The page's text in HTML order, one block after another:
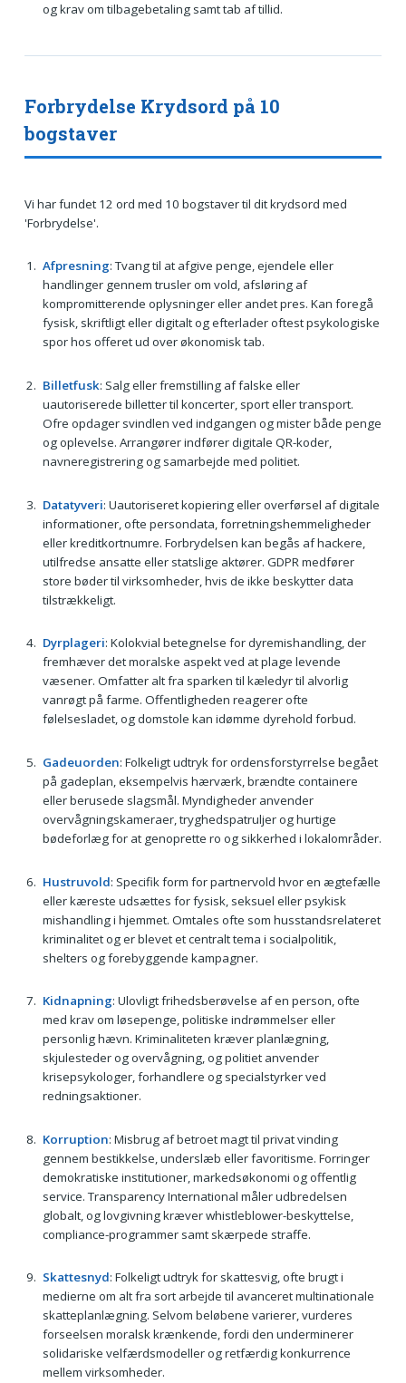
og krav om tilbagebetaling samt tab af tillid.
Forbrydelse Krydsord på 10
bogstaver
Vi har fundet 12 ord med 10 bogstaver til dit krydsord med
'Forbrydelse'.
Afpresning: Tvang til at afgive penge, ejendele eller
handlinger gennem trusler om vold, afsløring af
kompromitterende oplysninger eller andet pres. Kan foregå
fysisk, skriftligt eller digitalt og efterlader oftest psykologiske
spor hos offeret ud over økonomisk tab.
Billetfusk: Salg eller fremstilling af falske eller
uautoriserede billetter til koncerter, sport eller transport.
Ofre opdager svindlen ved indgangen og mister både penge
og oplevelse. Arrangører indfører digitale QR-koder,
navneregistrering og samarbejde med politiet.
Datatyveri: Uautoriseret kopiering eller overførsel af digitale
informationer, ofte persondata, forretningshemmeligheder
eller kreditkortnumre. Forbrydelsen kan begås af hackere,
utilfredse ansatte eller statslige aktører. GDPR medfører
store bøder til virksomheder, hvis de ikke beskytter data
tilstrækkeligt.
Dyrplageri: Kolokvial betegnelse for dyremishandling, der
fremhæver det moralske aspekt ved at plage levende
væsener. Omfatter alt fra sparken til kæledyr til alvorlig
vanrøgt på farme. Offentligheden reagerer ofte
følelsesladet, og domstole kan idømme dyrehold forbud.
Gadeuorden: Folkeligt udtryk for ordensforstyrrelse begået
på gadeplan, eksempelvis hærværk, brændte containere
eller berusede slagsmål. Myndigheder anvender
overvågningskameraer, tryghedspatruljer og hurtige
bødeforlæg for at genoprette ro og sikkerhed i lokalområder.
Hustruvold: Specifik form for partnervold hvor en ægtefælle
eller kæreste udsættes for fysisk, seksuel eller psykisk
mishandling i hjemmet. Omtales ofte som husstandsrelateret
kriminalitet og er blevet et centralt tema i socialpolitik,
shelters og forebyggende kampagner.
Kidnapning: Ulovligt frihedsberøvelse af en person, ofte
med krav om løsepenge, politiske indrømmelser eller
personlig hævn. Kriminaliteten kræver planlægning,
skjulesteder og overvågning, og politiet anvender
krisepsykologer, forhandlere og specialstyrker ved
redningsaktioner.
Korruption: Misbrug af betroet magt til privat vinding
gennem bestikkelse, underslæb eller favoritisme. Forringer
demokratiske institutioner, markedsøkonomi og offentlig
service. Transparency International måler udbredelsen
globalt, og lovgivning kræver whistleblower-beskyttelse,
compliance-programmer samt skærpede straffe.
Skattesnyd: Folkeligt udtryk for skattesvig, ofte brugt i
medierne om alt fra sort arbejde til avanceret multinationale
skatteplanlægning. Selvom beløbene varierer, vurderes
forseelsen moralsk krænkende, fordi den underminerer
solidariske velfærdsmodeller og retfærdig konkurrence
mellem virksomheder.